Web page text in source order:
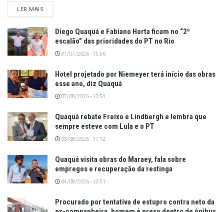
LER MAIS
Diego Quaquá e Fabiano Horta ficam no “2º
escalão” das prioridades do PT no Rio
31/07/2026 - 15:56
Hotel projetado por Niemeyer terá início das obras
esse ano, diz Quaquá
07/08/2026 - 13:54
Quaquá rebate Freixo e Lindbergh e lembra que
sempre esteve com Lula e o PT
03/08/2026 - 17:12
Quaquá visita obras do Maraey, fala sobre
empregos e recuperação da restinga
04/08/2026 - 13:51
Procurado por tentativa de estupro contra neto da